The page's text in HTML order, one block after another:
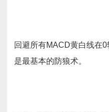
回避所有MACD黄白线在
是最基本的防狼术。